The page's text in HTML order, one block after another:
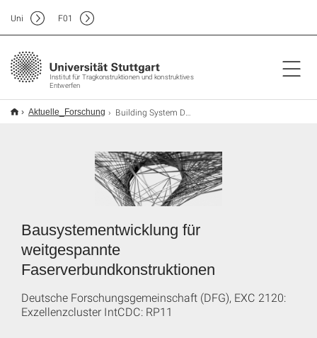
Institut für Tragkonstruktionen und konstruktives
Entwerfen
Uni F01
Aktuelle_Forschung Building System Development for Long-span Fibre Composit Structures
Bausystementwicklung für
weitgespannte
Faserverbundkonstruktionen
Deutsche Forschungsgemeinschaft (DFG), EXC 2120:
Exzellenzcluster IntCDC: RP11